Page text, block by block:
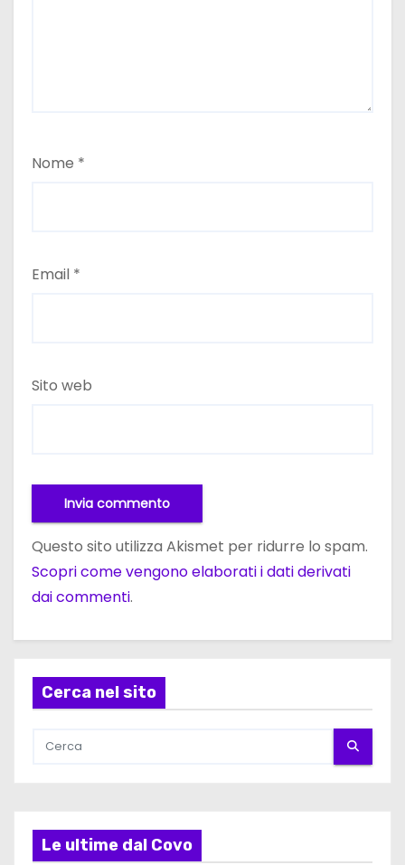
Nome *
Email *
Sito web
Questo sito utilizza Akismet per ridurre lo spam.
Scopri come vengono elaborati i dati derivati
dai commenti.
Cerca nel sito
Le ultime dal Covo